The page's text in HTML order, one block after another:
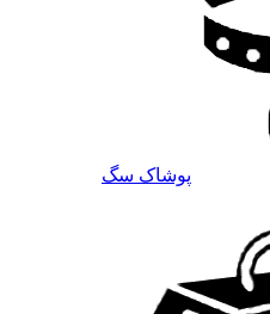
پوشاک سگ